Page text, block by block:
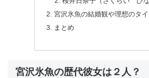
宮沢氷魚の結婚観や理想のタイ
まとめ
宮沢氷魚の歴代彼女は２人？